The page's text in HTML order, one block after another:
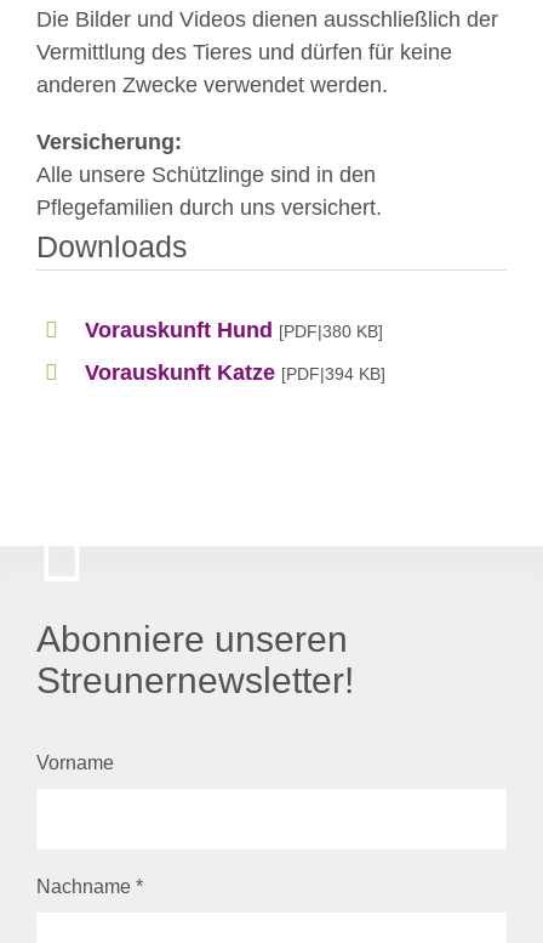
Die Bilder und Videos dienen ausschließlich der
Vermittlung des Tieres und dürfen für keine
anderen Zwecke verwendet werden.
Versicherung:
Alle unsere Schützlinge sind in den
Pflegefamilien durch uns versichert.
Downloads
Vorauskunft Hund [PDF|380 KB]
Vorauskunft Katze [PDF|394 KB]
Abonniere unseren
Streunernewsletter!
Vorname
Nachname *